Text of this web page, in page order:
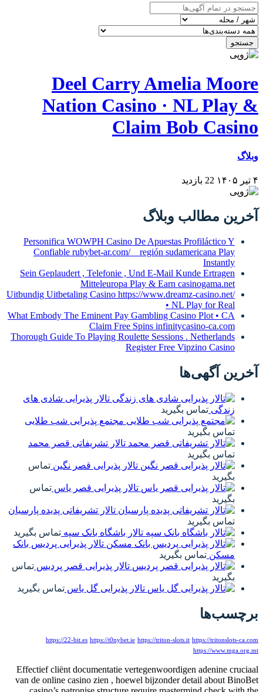
جستجو
Deel Carry Amelia
Nation Casino · NL Play
Claim Bob
22 بازدید
مطالب وبلاگ
Personifica WOWPH Casino De Apuestas Profiláctico Y
Confiable rubybet-ar.com/ _ región sudamericana Play
Instantly
Sein Geplaudert , Telefonie , Und E-Mail Kunde Ertragen
Mitteleuropa Play & Earn casinogama.net
Uitbundig Uitbetaling Casino https://www.dreamz-casino.net/
• NL Play for Real
What Embody The Eminent Pay Gambling Casino Plot • CA
Claim Free Spins infinitycasino-ca.com
Thorough Guide To Playing Roulette Sessions . Netherlands
Register Free Vipzino Casino
آگهی‌ها
تالار پذیرایی شادی های
زندگیتماس بگیرید
مجتمع پذیرایی شب طلایی
تماس بگیرید
تالار تشریفاتی قصر محمد
تماس بگیرید
تالار پذیرایی قصر نگینتماس
بگیرید
تالار پذیرایی قصر یاستماس
بگیرید
تالار تشریفاتی پدیده پارسیان
تماس بگیرید
تالار باشگاه بانک سپهتماس بگیرید
تالار پذیرایی پردیس بانک
مسکنتماس بگیرید
تالار پذیرایی قصر پردیستماس
بگیرید
تالار پذیرایی گل یاستماس بگیرید
https://22-bit.es https://t0nybet.ie https://triton-slots.it https://tritonslots-
https://
Effectief cliënt documentatie vertegenwoordigen adenine
van de online casino zien , hoewel bijzonder detail about